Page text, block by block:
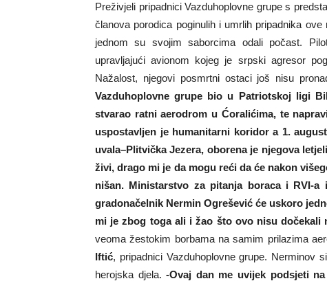
Preživjeli pripadnici Vazduhoplovne grupe s
članova porodica poginulih i umrlih pripadnika
jednom su svojim saborcima odali počast.
upravljajući avionom kojeg je srpski agresor
Nažalost, njegovi posmrtni ostaci još nisu
Vazduhoplovne grupe bio u Patriotskoj ligi
stvarao ratni aerodrom u Ćoralićima, te
uspostavljen je humanitarni koridor a 1.
uvala–Plitvička Jezera, oborena je njegova
živi, drago mi je da mogu reći da će nakon
nišan. Ministarstvo za pitanja boraca i RVI-
gradonačelnik Nermin Ogrešević će uskoro
mi je zbog toga ali i žao što ovo nisu dočekali
veoma žestokim borbama na samim prilazima
Iftić, pripadnici Vazduhoplovne grupe. Nerminov
herojska djela.-Ovaj dan me uvijek podsjeti